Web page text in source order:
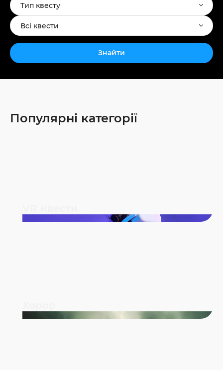
Тип квесту
Всі квести
Знайти
Популярні категорії